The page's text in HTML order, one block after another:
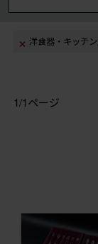
洋食器・キッチ
1/1ページ